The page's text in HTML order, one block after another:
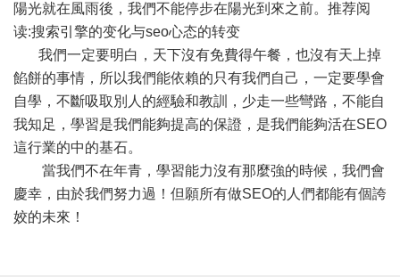
陽光就在風雨後，我們不能停步在陽光到來之前。推荐阅
读:搜索引擎的变化与seo心态的转变
我們一定要明白，天下沒有免費得午餐，也沒有天上掉
餡餅的事情，所以我們能依賴的只有我們自己，一定要學會
自學，不斷吸取別人的經驗和教訓，少走一些彎路，不能自
我知足，學習是我們能夠提高的保證，是我們能夠活在SEO
這行業的中的基石。
當我們不在年青，學習能力沒有那麼強的時候，我們會
慶幸，由於我們努力過！但願所有做SEO的人們都能有個誇
姣的未來！